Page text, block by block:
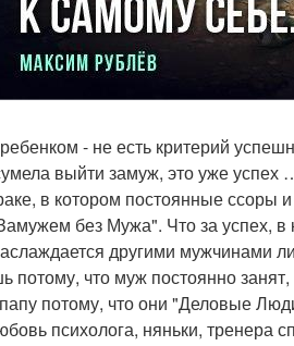
- не есть критерий
выйти замуж, это уже
в котором постоянные ссоры
без Мужа". Что за успех,
другими мужчинами
потому, что муж постоянно
потому, что они "Деловые
психолога, няньки, тренера